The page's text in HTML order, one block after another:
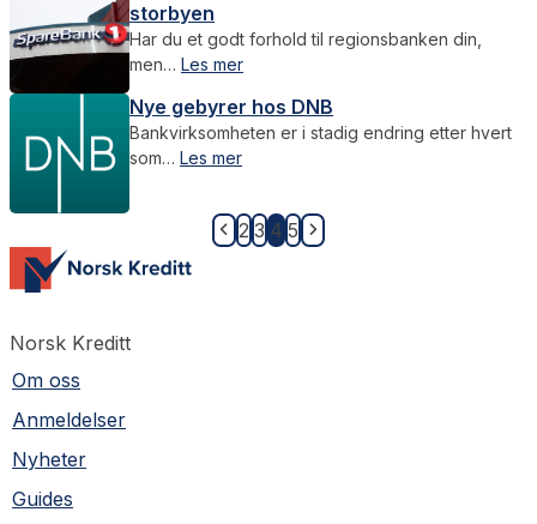
storbyen
Har du et godt forhold til regionsbanken din,
men… Les mer
Nye gebyrer hos DNB
Bankvirksomheten er i stadig endring etter hvert
som… Les mer
2 3 4 5
Norsk Kreditt
Om oss
Anmeldelser
Nyheter
Guides